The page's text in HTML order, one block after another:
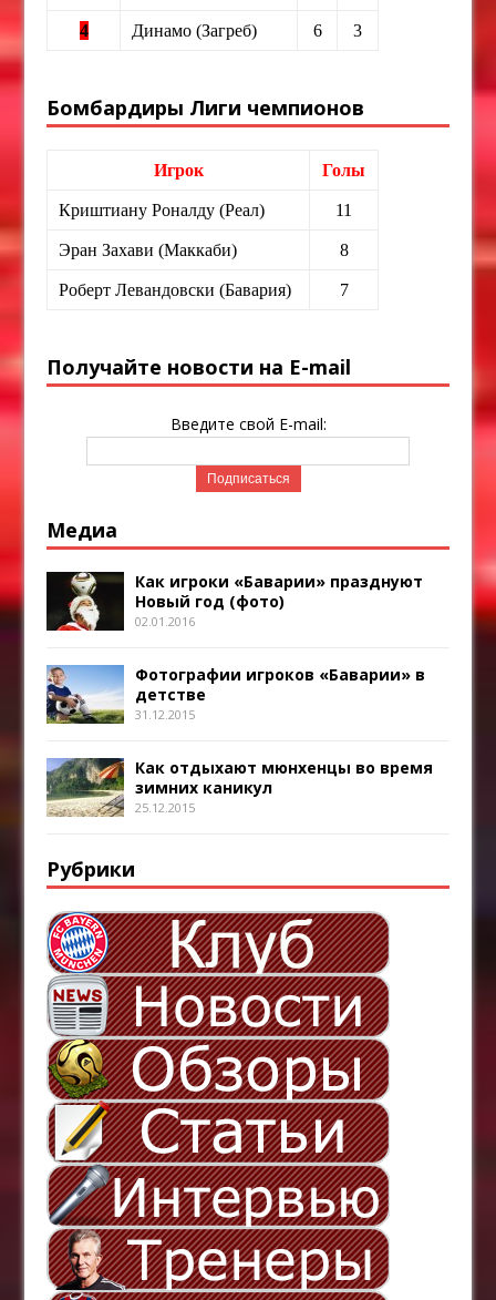
4 Динамо (Загреб) 6 3
Бомбардиры Лиги чемпионов
Игрок Голы
Криштиану Роналду (Реал) 11
Эран Захави (Маккаби) 8
Роберт Левандовски (Бавария) 7
Получайте новости на E-mail
Введите свой E-mail:
Медиа
Как игроки «Баварии» празднуют
Новый год (фото)
02.01.2016
Фотографии игроков «Баварии» в
детстве
31.12.2015
Как отдыхают мюнхенцы во время
зимних каникул
25.12.2015
Рубрики